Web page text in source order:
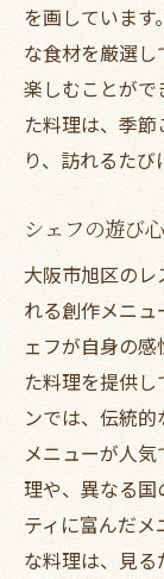
を画していま
な食材を厳選
楽しむことがで
た料理は、季
り、訪れるたび
シェフの遊び
大阪市旭区の
れる創作メニ
ェフが自身の
た料理を提供
ンでは、伝統
メニューが人
理や、異なる
ティに富んだ
な料理は、見